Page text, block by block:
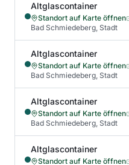
Altglascontainer
Standort auf Karte öffnen
Bad Schmiedeberg, Stadt
Altglascontainer
Standort auf Karte öffnen
Bad Schmiedeberg, Stadt
Altglascontainer
Standort auf Karte öffnen
Bad Schmiedeberg, Stadt
Altglascontainer
Standort auf Karte öffnen